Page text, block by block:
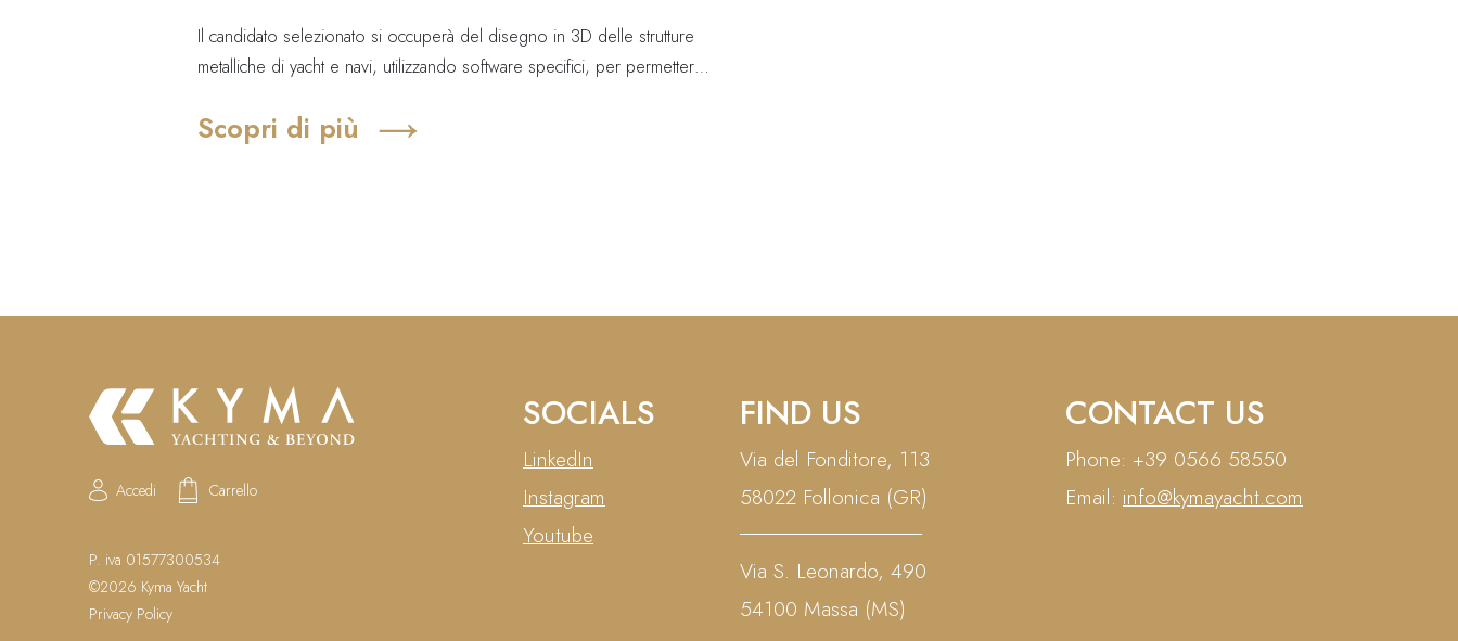
Il candidato selezionato si occuperà del disegno in 3D delle strutture
metalliche di yacht e navi, utilizzando software specifici, per permettere il
preparazione della documentazione tecnica necessaria per
Scopri di più
Accedi Carrello
P. iva 01577300534
©2026 Kyma Yacht
Privacy Policy
SOCIALS
LinkedIn
Instagram
Youtube
FIND US
Via del Fonditore, 113
58022 Follonica (GR)
Via S. Leonardo, 490
54100 Massa (MS)
CONTACT US
Phone: +39 0566 58550
Email: info@kymayacht.com